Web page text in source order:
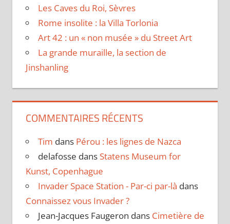
Les Caves du Roi, Sèvres
Rome insolite : la Villa Torlonia
Art 42 : un « non musée » du Street Art
La grande muraille, la section de
Jinshanling
COMMENTAIRES RÉCENTS
Tim dans Pérou : les lignes de Nazca
delafosse dans Statens Museum for
Kunst, Copenhague
Invader Space Station - Par-ci par-là dans
Connaissez vous Invader ?
Jean-Jacques Faugeron dans Cimetière de